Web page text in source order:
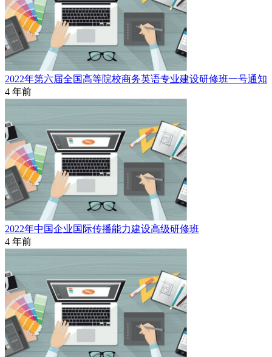
2022年第六届全国高等院校商务英语专业建设研修班一号通知
4 年前
2022年中国企业国际传播能力建设高级研修班
4 年前